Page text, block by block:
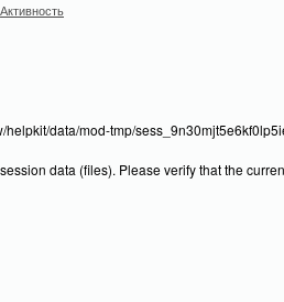
Активность
helpkit/data/mod-tmp/
data (files). Please verify that the